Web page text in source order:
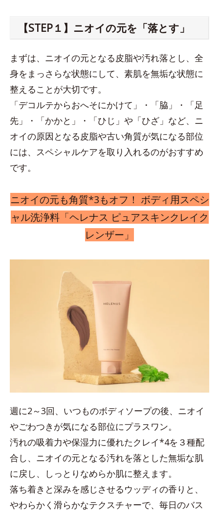
【STEP１】ニオイの元を「落とす」
まずは、ニオイの元となる皮脂や汚れ落とし、全
身をまっさらな状態にして、素肌を無垢な状態に
整えることが大切です。
「デコルテからおへそにかけて」・「脇」・「足
先」・「かかと」・「ひじ」や「ひざ」など、ニ
オイの原因となる皮脂や古い角質が気になる部位
には、スペシャルケアを取り入れるのがおすすめ
です。
ニオイの元も角質*3もオフ！ ボディ用スペシ
ャル洗浄料「ヘレナス ピュアスキンクレイク
レンザー」
週に2～3回、いつものボディソープの後、ニオイ
やごわつきが気になる部位にプラスワン。
汚れの吸着力や保湿力に優れたクレイ*4を３種配
合し、ニオイの元となる汚れを落とした無垢な肌
に戻し、しっとりなめらか肌に整えます。
落ち着きと深みを感じさせるウッディの香りと、
やわらかく滑らかなテクスチャーで、毎日のバス